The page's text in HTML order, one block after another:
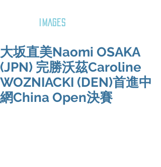
IMAGES
大坂直美Naomi OSAKA
(JPN) 完勝沃茲Caroline
WOZNIACKI (DEN)首進中
網China Open決賽